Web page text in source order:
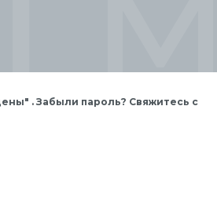
. Забыли пароль? Свяжитесь с